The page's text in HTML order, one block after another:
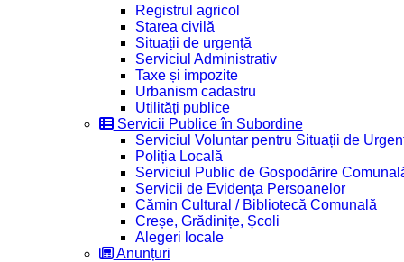
Registrul agricol
Starea civilă
Situații de urgență
Serviciul Administrativ
Taxe și impozite
Urbanism cadastru
Utilități publice
Servicii Publice în Subordine
Serviciul Voluntar pentru Situații de
Poliția Locală
Serviciul Public de Gospodărire
Servicii de Evidența Persoanelor
Cămin Cultural / Bibliotecă Comunală
Creșe, Grădinițe, Școli
Alegeri locale
Anunțuri